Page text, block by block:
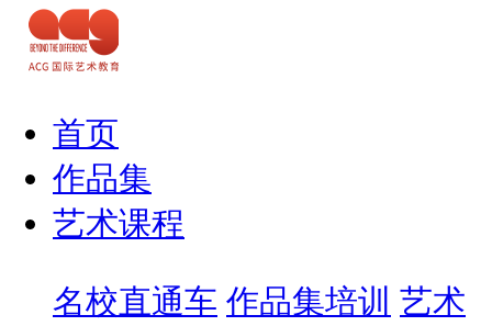
首页
作品集
艺术课程
名校直通车 作品集培训 艺术